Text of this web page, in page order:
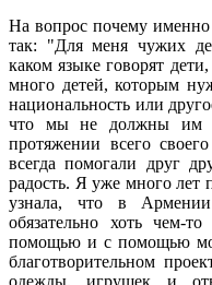
На вопрос почему
так: "Для меня чужих
каком языке говорят
много детей, которым
национальность или
что мы не должны им
протяжении всего
всегда помогали друг
радость. Я уже много лет
узнала, что в
обязательно хоть чем-
помощью и с помощью
благотворительном